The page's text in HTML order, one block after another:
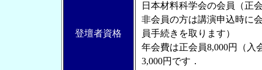
登壇者資格
日本材料科学会の会員（正
非会員の方は講演申込時に
員手続きを取ります）
年会費は正会員8,000円（入
3,000円です．